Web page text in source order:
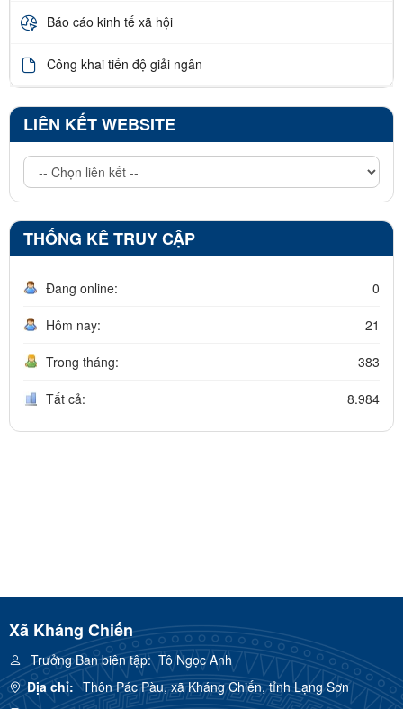
Báo cáo kinh tế xã hội
Công khai tiến độ giải ngân
LIÊN KẾT WEBSITE
THỐNG KÊ TRUY CẬP
Đang online: 0
Hôm nay: 21
Trong tháng: 383
Tất cả: 8.984
Xã Kháng Chiến
Trưởng Ban biên tập:Tô Ngọc Anh
Địa chỉ: Thôn Pác Pàu, xã Kháng Chiến, tỉnh Lạng Sơn